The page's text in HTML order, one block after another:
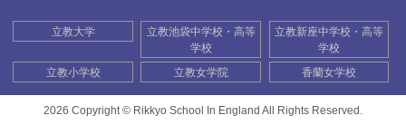
立教大学
立教池袋中学校・高等
学校
立教新座中学校・高等
学校
立教小学校
立教女学院 香蘭女学校
2026 Copyright © Rikkyo School In England All Rights Reserved.